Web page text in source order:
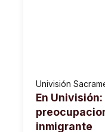
Univisión
En
inmigrante